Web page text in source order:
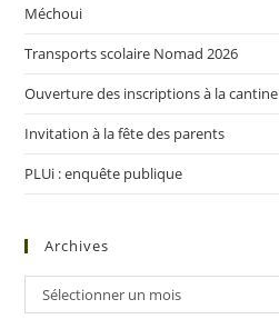
Méchoui
Transports scolaire Nomad 2026
Ouverture des inscriptions à la cantine
Invitation à la fête des parents
PLUi : enquête publique
Archives
Sélectionner un mois